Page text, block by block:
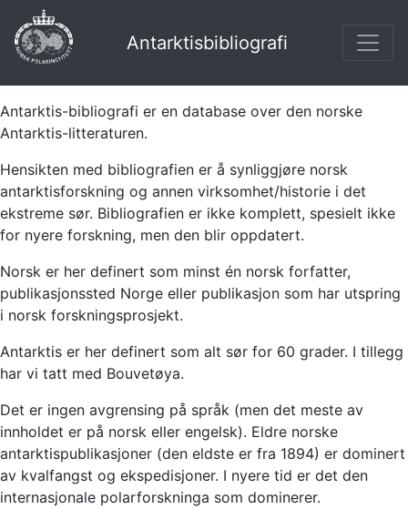
Antarktisbibliografi
Antarktis-bibliografi er en database over den norske
Antarktis-litteraturen.
Hensikten med bibliografien er å synliggjøre norsk
antarktisforskning og annen virksomhet/historie i det
ekstreme sør. Bibliografien er ikke komplett, spesielt ikke
for nyere forskning, men den blir oppdatert.
Norsk er her definert som minst én norsk forfatter,
publikasjonssted Norge eller publikasjon som har utspring
i norsk forskningsprosjekt.
Antarktis er her definert som alt sør for 60 grader. I tillegg
har vi tatt med Bouvetøya.
Det er ingen avgrensing på språk (men det meste av
innholdet er på norsk eller engelsk). Eldre norske
antarktispublikasjoner (den eldste er fra 1894) er dominert
av kvalfangst og ekspedisjoner. I nyere tid er det den
internasjonale polarforskninga som dominerer.